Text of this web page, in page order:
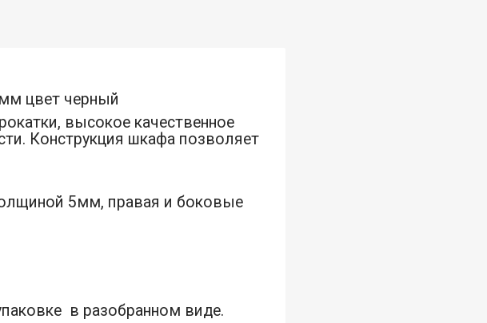
цвет черный
высокое качественное
Конструкция шкафа позволяет
5мм, правая и боковые
в разобранном виде.